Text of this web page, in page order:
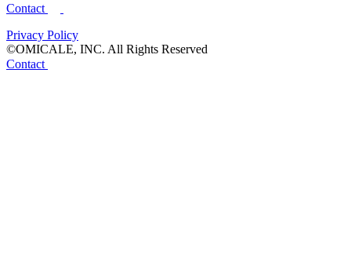
Contact
Privacy Policy
©OMICALE, INC. All Rights Reserved
Contact